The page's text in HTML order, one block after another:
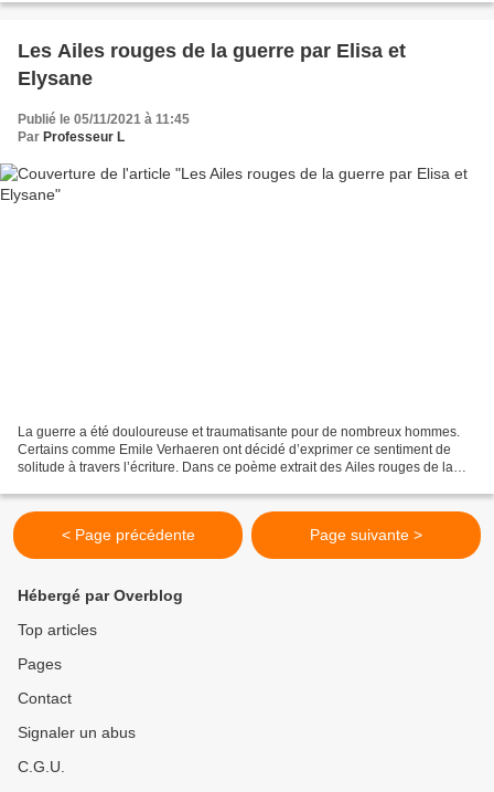
Les Ailes rouges de la guerre par Elisa et
Elysane
Publié le 05/11/2021 à 11:45
Par Professeur L
La guerre a été douloureuse et traumatisante pour de nombreux hommes.
Certains comme Emile Verhaeren ont décidé d’exprimer ce sentiment de
solitude à travers l’écriture. Dans ce poème extrait des Ailes rouges de la
< Page précédente Page suivante >
Hébergé par Overblog
Top articles
Pages
Contact
Signaler un abus
C.G.U.